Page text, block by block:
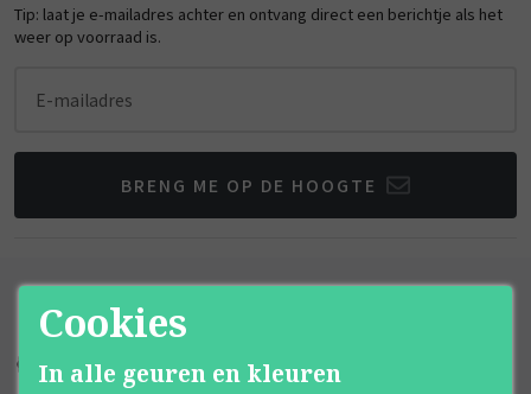
Tip: laat je e-mailadres achter en ontvang direct een berichtje als het
weer op voorraad is.
E-mailadres
BRENG ME OP DE HOOGTE
Kortingen
Cookies
In alle geuren en kleuren